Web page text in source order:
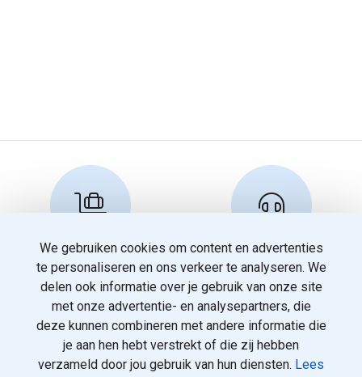
Reserveren en info
info@travelnoord.nl
Klantenservice
088 - 058 05 00
We gebruiken cookies om content en advertenties
te personaliseren en ons verkeer te analyseren. We
delen ook informatie over je gebruik van onze site
met onze advertentie- en analysepartners, die
deze kunnen combineren met andere informatie die
je aan hen hebt verstrekt of die zij hebben
verzameld door jou gebruik van hun diensten. Lees